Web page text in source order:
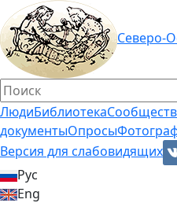
Северо-
ЛюдиБиблиотека
документыОпросы
Версия для слабовидящих
Рус
Eng